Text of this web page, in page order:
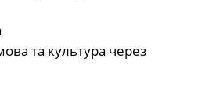
та культура через